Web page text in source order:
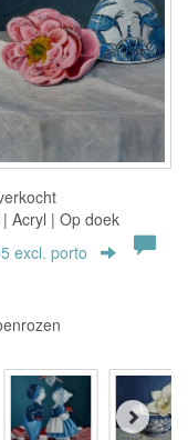
Acryl | Op doek
excl. porto